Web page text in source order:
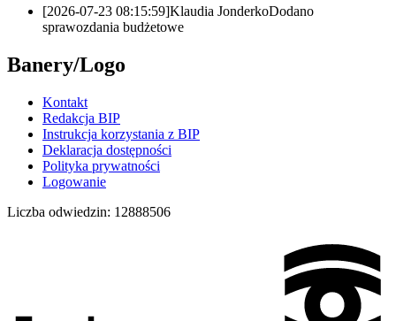
[2026-07-23 08:15:59]Klaudia JonderkoDodano
sprawozdania budżetowe
Banery/Logo
Kontakt
Redakcja BIP
Instrukcja korzystania z BIP
Deklaracja dostępności
Polityka prywatności
Logowanie
Liczba odwiedzin: 12888506